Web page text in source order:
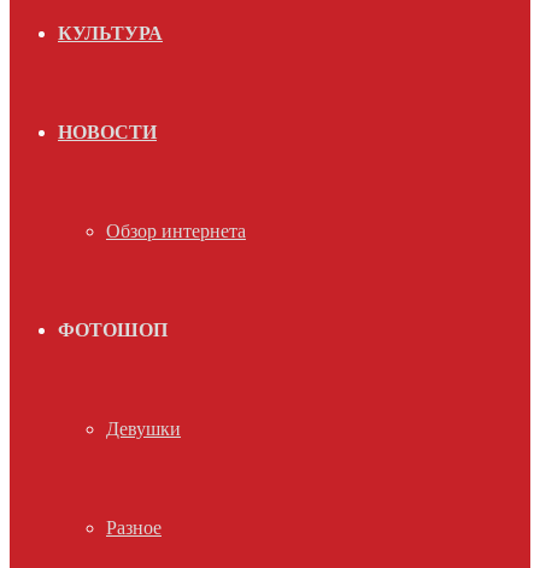
КУЛЬТУРА
НОВОСТИ
Обзор интернета
ФОТОШОП
Девушки
Разное